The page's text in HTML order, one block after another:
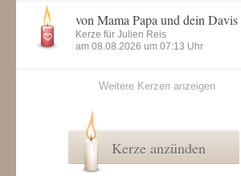
von Mama Papa und dein Davis
Kerze für Julien Reis
am 08.08.2026 um 07:13 Uhr
Weitere Kerzen anzeigen
Kerze anzünden